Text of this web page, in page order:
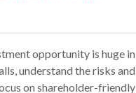
opportunity is huge in
understand the risks and
on shareholder-friendly